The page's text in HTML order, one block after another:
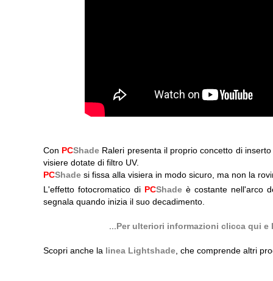
Con PCShade Raleri presenta il proprio concetto di
visiere dotate di filtro UV.
PCShade si fissa alla visiera in modo sicuro, ma non la
L'effetto fotocromatico di PCShadeè costante nell'arco
segnala quando inizia il suo decadimento.
Per ulteriori informazioni clicca qui
Scopri anche la linea Lightshade , che comprende altri